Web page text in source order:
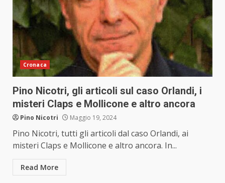
Cronaca
Pino Nicotri, gli articoli sul caso Orlandi, i
misteri Claps e Mollicone e altro ancora
Pino Nicotri Maggio 19, 2024
Pino Nicotri, tutti gli articoli dal caso Orlandi, ai
misteri Claps e Mollicone e altro ancora. In...
Read More